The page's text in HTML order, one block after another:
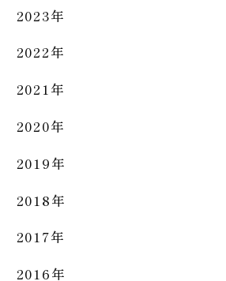
2023年
2022年
2021年
2020年
2019年
2018年
2017年
2016年